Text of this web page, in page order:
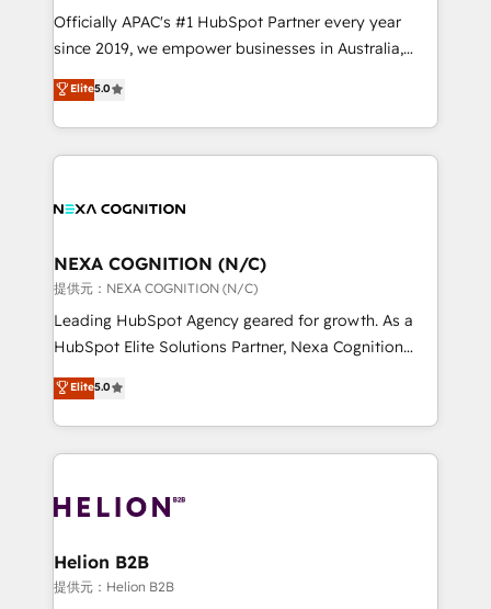
HubSpot customers and we'd love to work with you
too! Clients come to us for: Advanced CRM solutions
HubSpot Data System Migrations between systems
to HubSpot New lead generation strategies Time-
Officially APAC's #1 HubSpot Partner every year
since 2019, we empower businesses in Australia,
New Zealand, and globally to realise their full
potential through enterprise HubSpot CRM
implementation. And we deliver best practice across
the whole HubSpot platform, covering marketing,
all businesses, from start-up to Enterprise, and have
the world. Our human approach to digital
transformation is designed for businesses who want
to grow. And we're passionate about APAC
businesses leading the world in technology, agility
record migrating businesses from CRM & Marketing
Platforms such as Salesforce, Dynamics, Pipedrive,
with attract and retain customers, manage their
business people and processes, and how they
Elite5.0
NEXA COGNITION (N/C)
提供元：NEXA COGNITION (N/C)
Leading HubSpot Agency geared for growth. As a
HubSpot Elite Solutions Partner, Nexa Cognition
ranks in the top 1% of global HubSpot Partners and
has been one of the longest-standing partners since
2012. We empower businesses to harness the full
potential of HubSpot by combining strategic
bespoke HubSpot solutions tailored to drive
Choose Nexa Cognition? 🚀 HubSpot Expertise: Our
certified team specialises in CRM implementation,
Elite5.0
Helion B2B
提供元：Helion B2B